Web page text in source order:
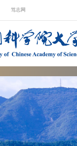
笃志网